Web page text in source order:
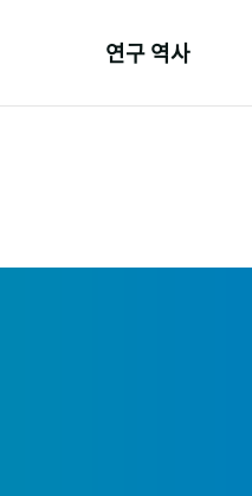
연구 역사